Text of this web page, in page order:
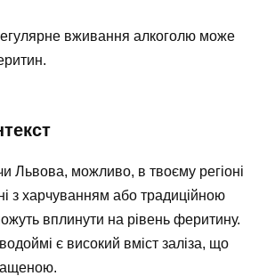
вживання алкоголю може
Львова, можливо, в твоєму регіоні
з харчуванням або традиційною
вплинути на рівень феритину.
є високий вміст заліза, що